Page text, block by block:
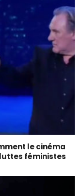
le cinéma
luttes féministes